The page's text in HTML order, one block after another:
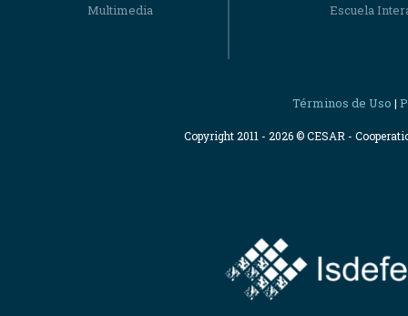
Multimedia
Escuela
Términos de Uso |
Copyright 2011 - 2026 © CESAR -